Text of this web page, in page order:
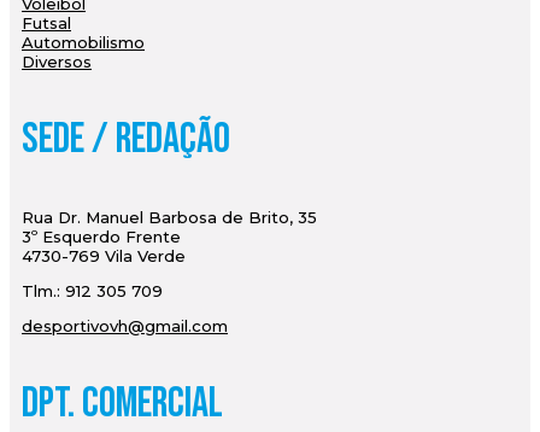
Voleibol
Futsal
Automobilismo
Diversos
Sede / Redação
Rua Dr. Manuel Barbosa de Brito, 35
3º Esquerdo Frente
4730-769 Vila Verde
Tlm.: 912 305 709
desportivovh@gmail.com
Dpt. Comercial